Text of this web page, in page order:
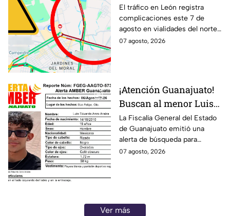
en el Morelos, Las
Torres y San Juan
Bosco, en León HOY 7
de agosto ¿Qué pasó?
El tráfico en León registra
complicaciones este 7 de
agosto en vialidades del norte
de la ciudad. Bulevar Morelos,
07 agosto, 2026
¡Atención Guanajuato!
Buscan al menor Luis
Eduardo Anzo Araiza
desaparecido en San
Felipe
La Fiscalía General del Estado
de Guanajuato emitió una
alerta de búsqueda para
localizar al menor Luis Eduardo
07 agosto, 2026
Ver más